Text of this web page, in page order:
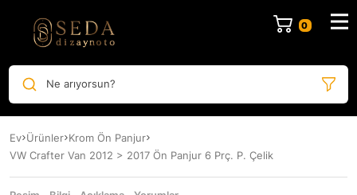
Ne arıyorsun?
Ev Ürünler Krom Ön Panjur
VW Crafter Van 2012 > 2017 Ön Panjur 6 Prç. P. Çelik